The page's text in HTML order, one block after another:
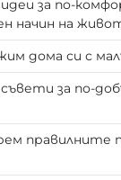
за по-
начин на
дома си с
за по-
правилните